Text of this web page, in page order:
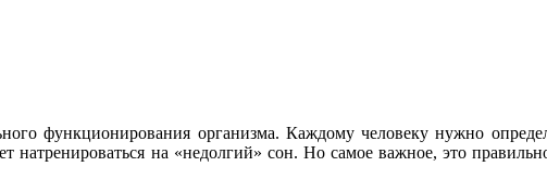
функционирования организма. Каждому человеку нужно
на «недолгий» сон. Но самое важное, это